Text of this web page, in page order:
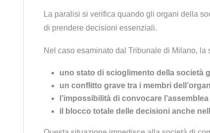
La paralisi si verifica quando gli organi della
di prendere decisioni essenziali.
Nel caso esaminato dal Tribunale di Milano, la
uno stato di scioglimento della società
un conflitto grave tra i membri
l’impossibilità di convocare
il blocco totale delle decisioni anche